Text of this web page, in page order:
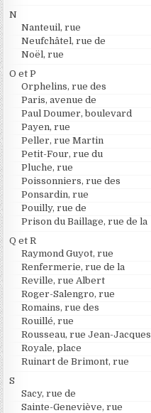
N
Nanteuil, rue
Neufchâtel, rue de
Noël, rue
O et P
Orphelins, rue des
Paris, avenue de
Paul Doumer, boulevard
Payen, rue
Peller, rue Martin
Petit-Four, rue du
Pluche, rue
Poissonniers, rue des
Ponsardin, rue
Pouilly, rue de
Prison du Baillage, rue de la
Q et R
Raymond Guyot, rue
Renfermerie, rue de la
Reville, rue Albert
Roger-Salengro, rue
Romains, rue des
Rouillé, rue
Rousseau, rue Jean-Jacques
Royale, place
Ruinart de Brimont, rue
S
Sacy, rue de
Sainte-Geneviève, rue